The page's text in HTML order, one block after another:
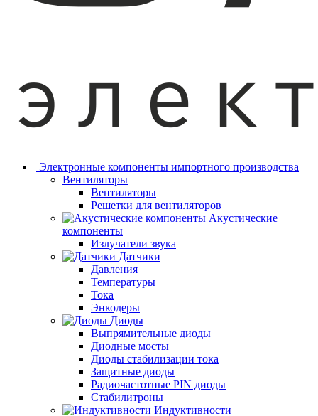
Электронные компоненты импортного производства
Вентиляторы
Вентиляторы
Решетки для вентиляторов
Акустические
компоненты
Излучатели звука
Датчики
Давления
Температуры
Тока
Энкодеры
Диоды
Выпрямительные диоды
Диодные мосты
Диоды стабилизации тока
Защитные диоды
Радиочастотные PIN диоды
Стабилитроны
Индуктивности